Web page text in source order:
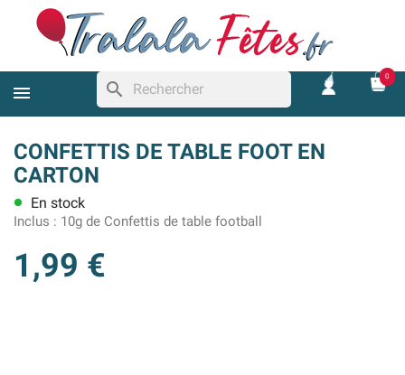
search
0
CONFETTIS DE TABLE FOOT EN
CARTON
lens En stock
Inclus : 10g de Confettis de table football
1,99 €